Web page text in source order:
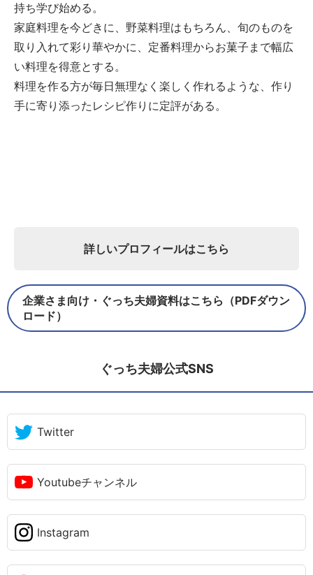
持ち学び始める。
家庭料理を今どきに、野菜料理はもちろん、旬のものを
取り入れて彩り華やかに、定番料理からお菓子まで幅広
い料理を得意とする。
料理を作る方が毎日無理なく楽しく作れるような、作り
手に寄り添ったレシピ作りに定評がある。
詳しいプロフィールはこちら
企業さま向け・ぐっち夫婦資料はこちら（PDFダウン
ロード）
ぐっち夫婦公式SNS
Twitter
Youtubeチャンネル
Instagram